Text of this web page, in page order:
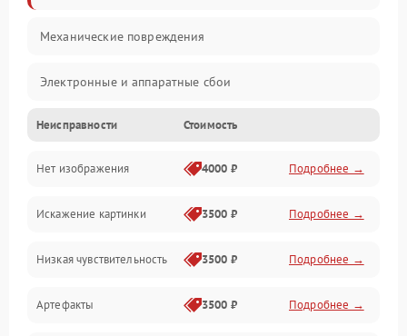
Механические повреждения
Электронные и аппаратные сбои
Неисправности сенсора и оптики
Программные ошибки
Электропитание
Измерения
Матрица
Неисправности Стоимость
Нет изображения 4000 ₽ Подробнее →
Искажение картинки 3500 ₽ Подробнее →
Низкая чувствительность 3500 ₽ Подробнее →
Артефакты 3500 ₽ Подробнее →